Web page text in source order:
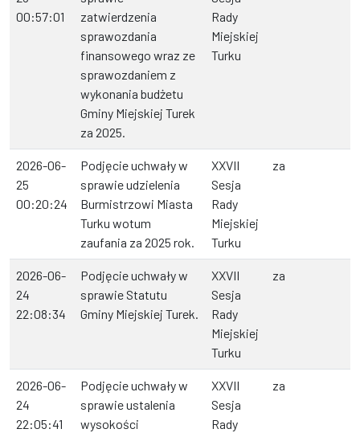
00:57:01
zatwierdzenia
sprawozdania
finansowego wraz ze
sprawozdaniem z
wykonania budżetu
Gminy Miejskiej Turek
za 2025.
Rady
Miejskiej
Turku
2026-06-
25
00:20:24
Podjęcie uchwały w
sprawie udzielenia
Burmistrzowi Miasta
Turku wotum
zaufania za 2025 rok.
XXVII
Sesja
Rady
Miejskiej
Turku
za
2026-06-
24
22:08:34
Podjęcie uchwały w
sprawie Statutu
Gminy Miejskiej Turek.
XXVII
Sesja
Rady
Miejskiej
Turku
za
2026-06-
24
22:05:41
Podjęcie uchwały w
sprawie ustalenia
wysokości
XXVII
Sesja
Rady
za